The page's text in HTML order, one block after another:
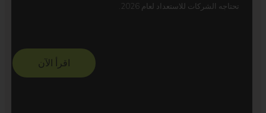
تحتاجه الشركات للاستعداد لعام 2026.
اقرأ الآن